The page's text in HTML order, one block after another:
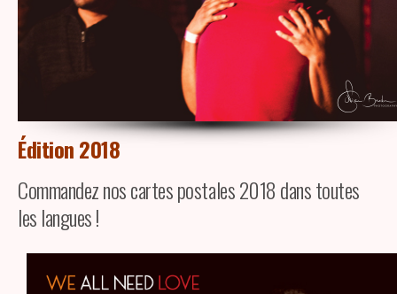
Édition 2018
Commandez nos cartes postales 2018 dans toutes
les langues !